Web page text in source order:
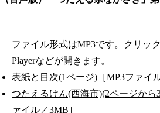
ファイル形式はMP3です。クリッ
Playerなどが開きます。
表紙と目次(1ページ)［MP3ファイ
つたえるけん(西海市)(2ページから
ァイル／3MB］